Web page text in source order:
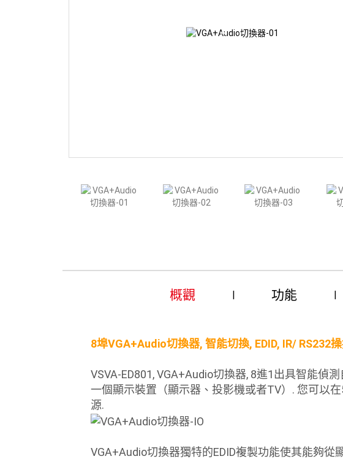
概觀 功能
8埠VGA+Audio切換器, 智能切換, EDID, IR/ RS232
VSVA-ED801, VGA+Audio切換器, 8進1出具智能偵
一個顯示裝置（顯示器、投影機或者TV）. 您可以
源.
VGA+Audio切換器獨特的EDID複製功能使其能夠